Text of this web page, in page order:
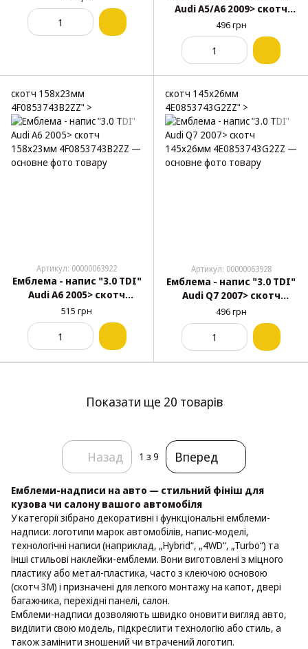
Audi A5/A6 2009> скотч
143х21мм 4F0853743C2ZZ
496 грн
скотч 158х23мм
4F0853743B2ZZ" >
Артикул: 00000063922
Емблема - напис "3.0 TDI"
Audi A6 2005> скотч
158х23мм 4F0853743B2ZZ
515 грн
скотч 145х26мм
4E0853743G2ZZ" >
Артикул: 00000063928
Емблема - напис "3.0 TDI"
Audi Q7 2007> скотч
145х26мм 4E0853743G2ZZ
496 грн
Показати ще 20 товарів
Назад 1 з 9 Вперед
Емблеми-надписи на авто — стильний фініш для
кузова чи салону вашого автомобіля
У категорії зібрано декоративні і функціональні емблеми-
надписи: логотипи марок автомобілів, напис-моделі,
технологічні написи (наприклад, „Hybrid“, „4WD“, „Turbo“) та
інші стильові наклейки-емблеми. Вони виготовлені з міцного
пластику або метал-пластика, часто з клеючою основою
(скотч 3М) і призначені для легкого монтажу на капот, двері
багажника, перехідні панелі, салон.
Емблеми-надписи дозволяють швидко оновити вигляд авто,
виділити свою модель, підкреслити технологію або стиль, а
також замінити зношений чи втрачений логотип.